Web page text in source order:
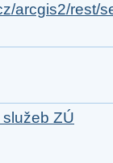
arcgis2/rest/
ZÚ